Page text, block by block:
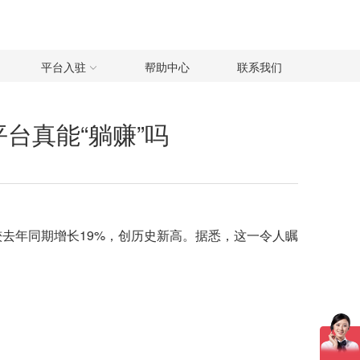
平台入驻 帮助中心 联系我们
真能“躺赚”吗
年同期增长19%，创历史新高。据悉，这一令人瞩